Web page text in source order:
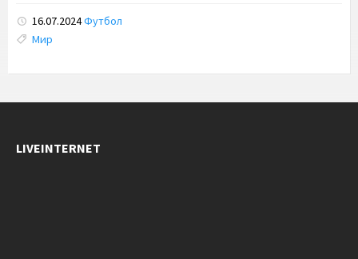
16.07.2024Футбол
Tags:
Мир
LIVEINTERNET